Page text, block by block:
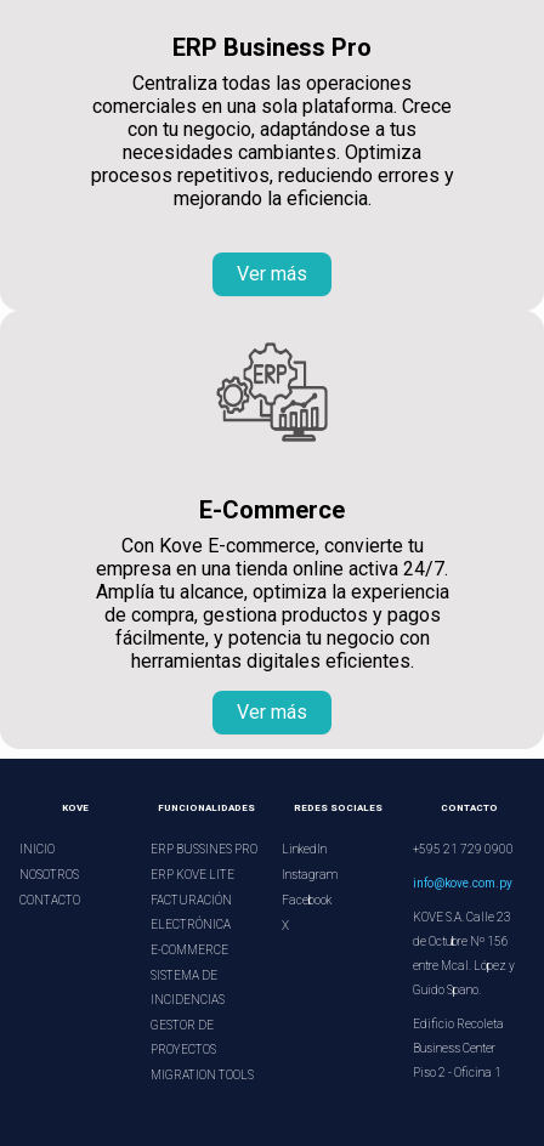
ERP Business Pro
Centraliza todas las operaciones
comerciales en una sola plataforma. Crece
con tu negocio, adaptándose a tus
necesidades cambiantes. Optimiza
procesos repetitivos, reduciendo errores y
mejorando la eficiencia.
Ver más
E-Commerce
Con Kove E-commerce, convierte tu
empresa en una tienda online activa 24/7.
Amplía tu alcance, optimiza la experiencia
de compra, gestiona productos y pagos
fácilmente, y potencia tu negocio con
herramientas digitales eficientes.
Ver más
KOVE
INICIO
NOSOTROS
CONTACTO
FUNCIONALIDADES
ERP BUSSINES PRO
ERP KOVE LITE
FACTURACIÓN
ELECTRÓNICA
E-COMMERCE
SISTEMA DE
INCIDENCIAS
GESTOR DE
PROYECTOS
MIGRATION TOOLS
REDES SOCIALES
LinkedIn
Instagram
Facebook
X
CONTACTO
+595 21 729 0900
info@kove.com.py
KOVE S.A. Calle 23
de Octubre Nº 156
entre Mcal. López y
Guido Spano.
Edificio Recoleta
Business Center
Piso 2 - Oficina 1